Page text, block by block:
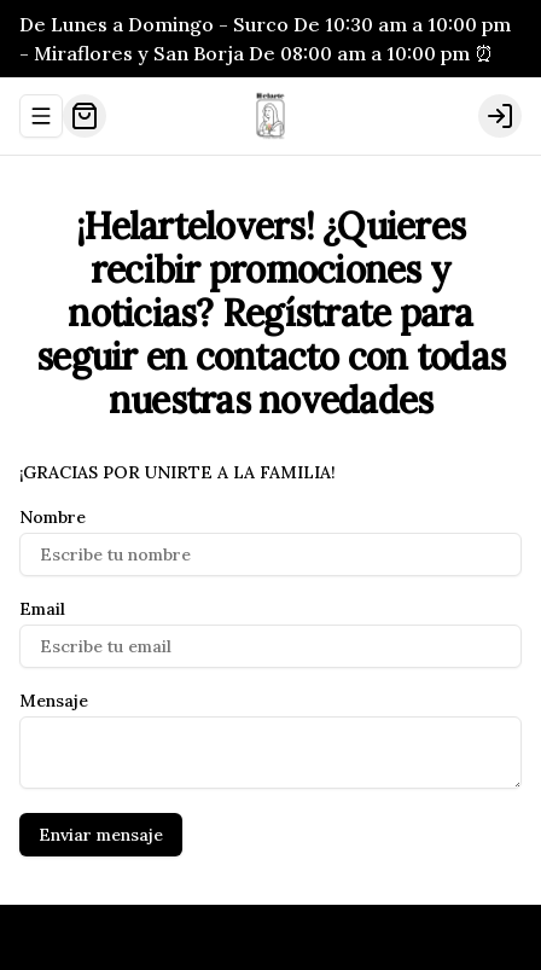
De Lunes a Domingo - Surco De 10:30 am a 10:00 pm
- Miraflores y San Borja De 08:00 am a 10:00 pm ⏰
Abrir menu de navegación
¡Helartelovers! ¿Quieres
recibir promociones y
noticias? Regístrate para
seguir en contacto con todas
nuestras novedades
¡GRACIAS POR UNIRTE A LA FAMILIA!
Nombre
Email
Mensaje
Enviar mensaje